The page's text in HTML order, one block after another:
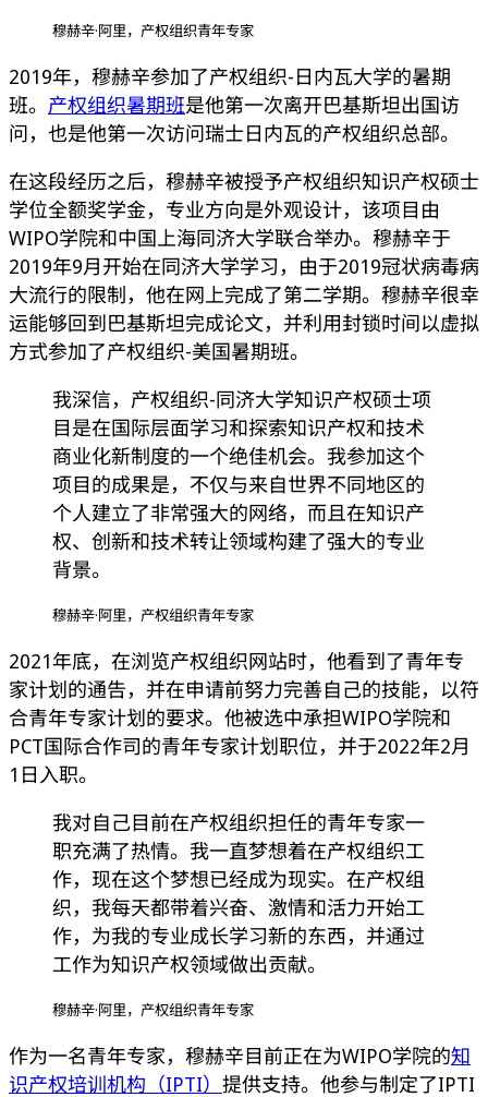
穆赫辛·阿里，产权组织青年专家
2019年，穆赫辛参加了产权组织-日内瓦大学的暑期
班。 产权组织暑期班是他第一次离开巴基斯坦出国访
问，也是他第一次访问瑞士日内瓦的产权组织总部。
在这段经历之后，穆赫辛被授予产权组织知识产权硕士
学位全额奖学金，专业方向是外观设计，该项目由
WIPO学院和中国上海同济大学联合举办。穆赫辛于
2019年9月开始在同济大学学习，由于2019冠状病毒病
大流行的限制，他在网上完成了第二学期。穆赫辛很幸
运能够回到巴基斯坦完成论文，并利用封锁时间以虚拟
方式参加了产权组织-美国暑期班。
我深信，产权组织-同济大学知识产权硕士项
目是在国际层面学习和探索知识产权和技术
商业化新制度的一个绝佳机会。我参加这个
项目的成果是，不仅与来自世界不同地区的
个人建立了非常强大的网络，而且在知识产
权、创新和技术转让领域构建了强大的专业
背景。
穆赫辛·阿里，产权组织青年专家
2021年底，在浏览产权组织网站时，他看到了青年专
家计划的通告，并在申请前努力完善自己的技能，以符
合青年专家计划的要求。他被选中承担WIPO学院和
PCT国际合作司的青年专家计划职位，并于2022年2月
1日入职。
我对自己目前在产权组织担任的青年专家一
职充满了热情。我一直梦想着在产权组织工
作，现在这个梦想已经成为现实。在产权组
织，我每天都带着兴奋、激情和活力开始工
作，为我的专业成长学习新的东西，并通过
工作为知识产权领域做出贡献。
穆赫辛·阿里，产权组织青年专家
作为一名青年专家，穆赫辛目前正在为WIPO学院的知
识产权培训机构（IPTI） 提供支持。他参与制定了IPTI